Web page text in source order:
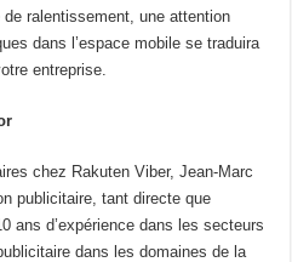
ralentissement, une attention
dans l’espace mobile se traduira
entreprise.
chez Rakuten Viber, Jean-Marc
publicitaire, tant directe que
ans d’expérience dans les secteurs
dans les domaines de la